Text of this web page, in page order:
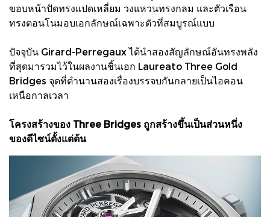
ขอบหน้าปัดทรงแปดเหลี่ยม วงแหวนทรงกลม และตัวเรือน
ทรงตอนโนมอบเอกลักษณ์เฉพาะตัวที่สมบูรณ์แบบ
ปัจจุบัน Girard-Perregaux ได้นำสองสัญลักษณ์อันทรงพลัง
ที่สุดมารวมไว้ในผลงานชิ้นเอก Laureato Three Gold
Bridges จุดที่ตำนานสองเรื่องบรรจบกันกลายเป็นไอคอน
เหนือกาลเวลา
โครงสร้างของ Three Bridges ถูกสร้างขึ้นเป็นส่วนหนึ่ง
ของดีไซน์ตั้งแต่ต้น